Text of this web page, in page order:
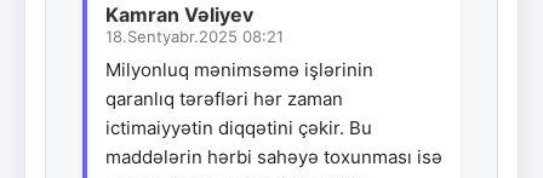
Kamran Vəliyev
18.Sentyabr.2025 08:21
Milyonluq mənimsəmə işlərinin
qaranlıq tərəfləri hər zaman
ictimaiyyətin diqqətini çəkir. Bu
maddələrin hərbi sahəyə toxunması isə